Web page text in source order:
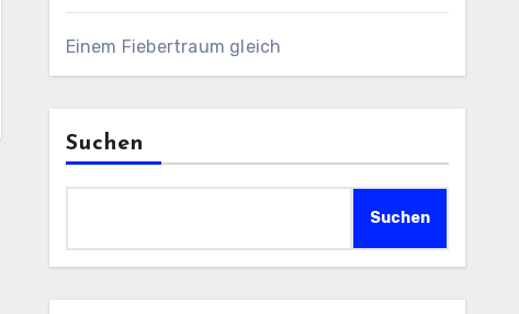
Einem Fiebertraum gleich
Suchen
Suchen